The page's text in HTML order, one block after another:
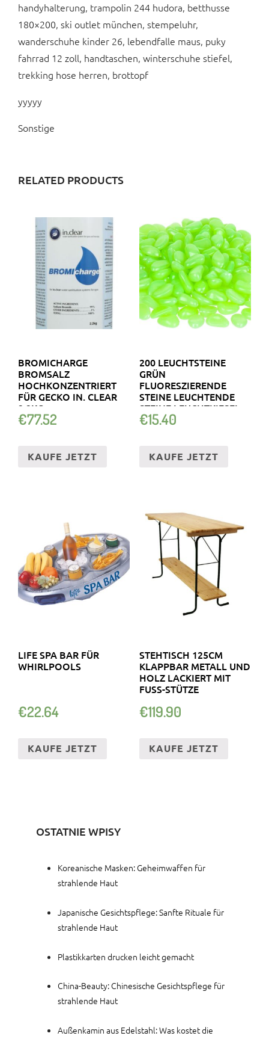
handyhalterung, trampolin 244 hudora, betthusse
180×200, ski outlet münchen, stempeluhr,
wanderschuhe kinder 26, lebendfalle maus, puky
fahrrad 12 zoll, handtaschen, winterschuhe stiefel,
trekking hose herren, brottopf
yyyyy
Sonstige
RELATED PRODUCTS
BROMICHARGE
BROMSALZ
HOCHKONZENTRIERT
FÜR GECKO IN. CLEAR
2,2KG
€77.52
KAUFE JETZT
200 LEUCHTSTEINE
GRÜN
FLUORESZIERENDE
STEINE LEUCHTENDE
STEINE LEUCHTKIESEL
€15.40
KAUFE JETZT
LIFE SPA BAR FÜR
WHIRLPOOLS
€22.64
KAUFE JETZT
STEHTISCH 125CM
KLAPPBAR METALL UND
HOLZ LACKIERT MIT
FUSS-STÜTZE
€119.90
KAUFE JETZT
OSTATNIE WPISY
Koreanische Masken: Geheimwaffen für
strahlende Haut
Japanische Gesichtspflege: Sanfte Rituale für
strahlende Haut
Plastikkarten drucken leicht gemacht
China-Beauty: Chinesische Gesichtspflege für
strahlende Haut
Außenkamin aus Edelstahl: Was kostet die